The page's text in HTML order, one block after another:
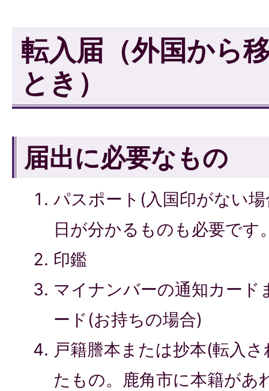
転入届（外国から
とき）
届出に必要なもの
パスポート(入国印がない
日が分かるものも必要です
印鑑
マイナンバーの通知カー
ード(お持ちの場合)
戸籍謄本または抄本(転入
たもの。鹿角市に本籍があ